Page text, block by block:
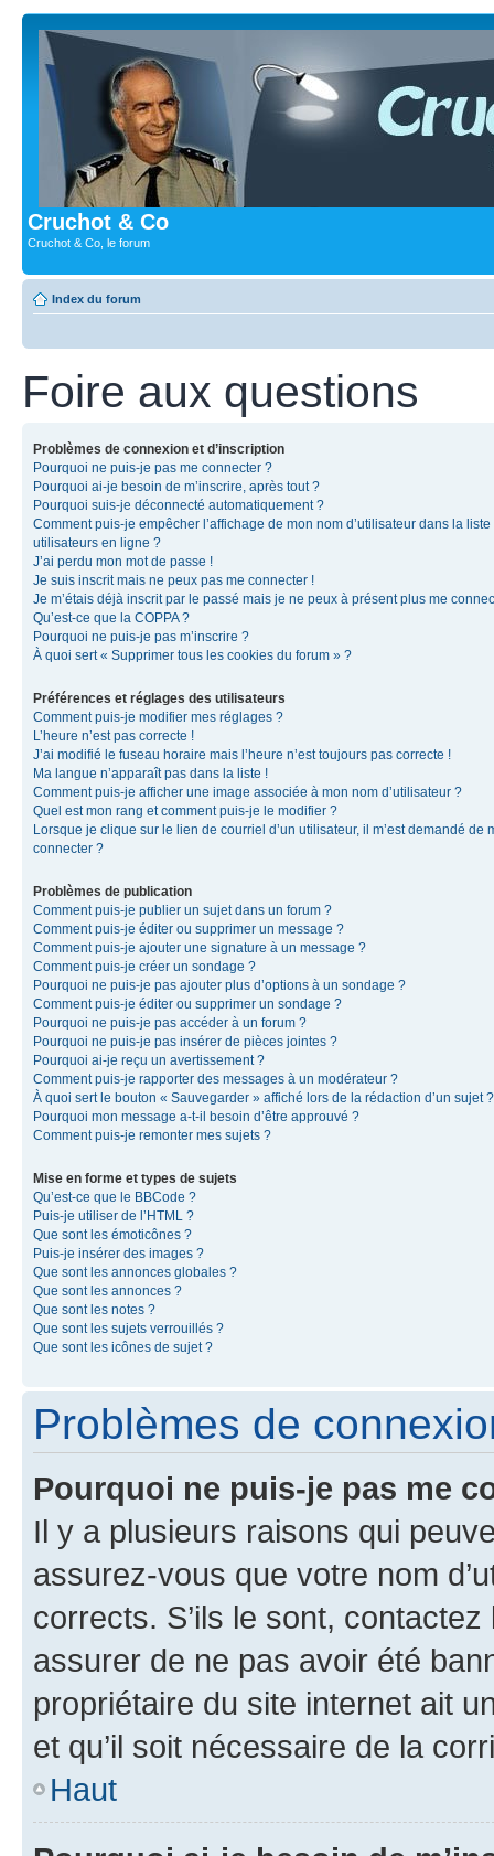
Cruchot & Co
Cruchot & Co, le forum
Index du forum
Foire aux questions
Problèmes de connexion et d’inscription
Pourquoi ne puis-je pas me connecter ?
Pourquoi ai-je besoin de m’inscrire, après tout ?
Pourquoi suis-je déconnecté automatiquement ?
Comment puis-je empêcher l’affichage de mon nom d’utilisateur dans la liste
utilisateurs en ligne ?
J’ai perdu mon mot de passe !
Je suis inscrit mais ne peux pas me connecter !
Je m’étais déjà inscrit par le passé mais je ne peux à présent plus me
Qu’est-ce que la COPPA ?
Pourquoi ne puis-je pas m’inscrire ?
À quoi sert « Supprimer tous les cookies du forum » ?
Préférences et réglages des utilisateurs
Comment puis-je modifier mes réglages ?
L’heure n’est pas correcte !
J’ai modifié le fuseau horaire mais l’heure n’est toujours pas correcte !
Ma langue n’apparaît pas dans la liste !
Comment puis-je afficher une image associée à mon nom d’utilisateur ?
Quel est mon rang et comment puis-je le modifier ?
Lorsque je clique sur le lien de courriel d’un utilisateur, il m’est demandé de
connecter ?
Problèmes de publication
Comment puis-je publier un sujet dans un forum ?
Comment puis-je éditer ou supprimer un message ?
Comment puis-je ajouter une signature à un message ?
Comment puis-je créer un sondage ?
Pourquoi ne puis-je pas ajouter plus d’options à un sondage ?
Comment puis-je éditer ou supprimer un sondage ?
Pourquoi ne puis-je pas accéder à un forum ?
Pourquoi ne puis-je pas insérer de pièces jointes ?
Pourquoi ai-je reçu un avertissement ?
Comment puis-je rapporter des messages à un modérateur ?
À quoi sert le bouton « Sauvegarder » affiché lors de la rédaction d’un sujet ?
Pourquoi mon message a-t-il besoin d’être approuvé ?
Comment puis-je remonter mes sujets ?
Mise en forme et types de sujets
Qu’est-ce que le BBCode ?
Puis-je utiliser de l’HTML ?
Que sont les émoticônes ?
Puis-je insérer des images ?
Que sont les annonces globales ?
Que sont les annonces ?
Que sont les notes ?
Que sont les sujets verrouillés ?
Que sont les icônes de sujet ?
Problèmes de
Pourquoi ne puis-je pas me
Il y a plusieurs raisons qui
assurez-vous que votre nom
corrects. S’ils le sont,
assurer de ne pas avoir été
propriétaire du site internet ait
et qu’il soit nécessaire de la
Haut